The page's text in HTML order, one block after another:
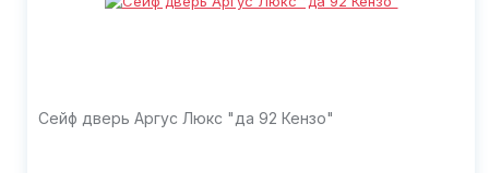
Сейф дверь Аргус Люкс "да 92 Кензо"